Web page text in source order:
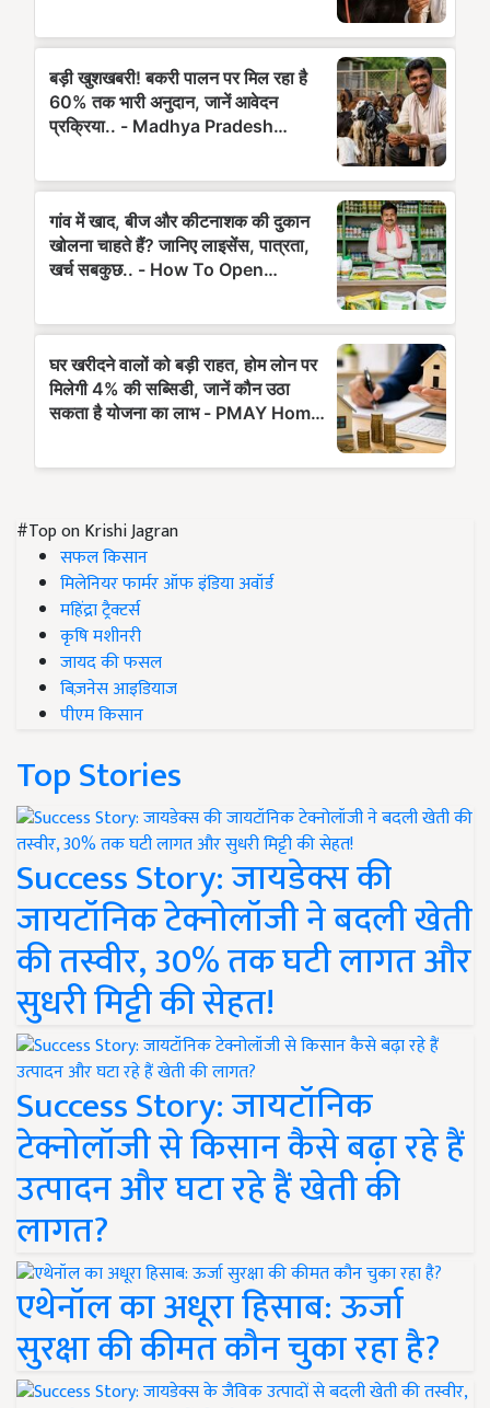
#Top on Krishi Jagran
सफल किसान
मिलेनियर फार्मर ऑफ इंडिया अवॉर्ड
महिंद्रा ट्रैक्टर्स
कृषि मशीनरी
जायद की फसल
बिज़नेस आइडियाज
पीएम किसान
Top Stories
Success Story: जायडेक्स की
जायटॉनिक टेक्नोलॉजी ने बदली खेती
की तस्वीर, 30% तक घटी लागत और
सुधरी मिट्टी की सेहत!
Success Story: जायटॉनिक
टेक्नोलॉजी से किसान कैसे बढ़ा रहे हैं
उत्पादन और घटा रहे हैं खेती की
लागत?
एथेनॉल का अधूरा हिसाब: ऊर्जा
सुरक्षा की कीमत कौन चुका रहा है?